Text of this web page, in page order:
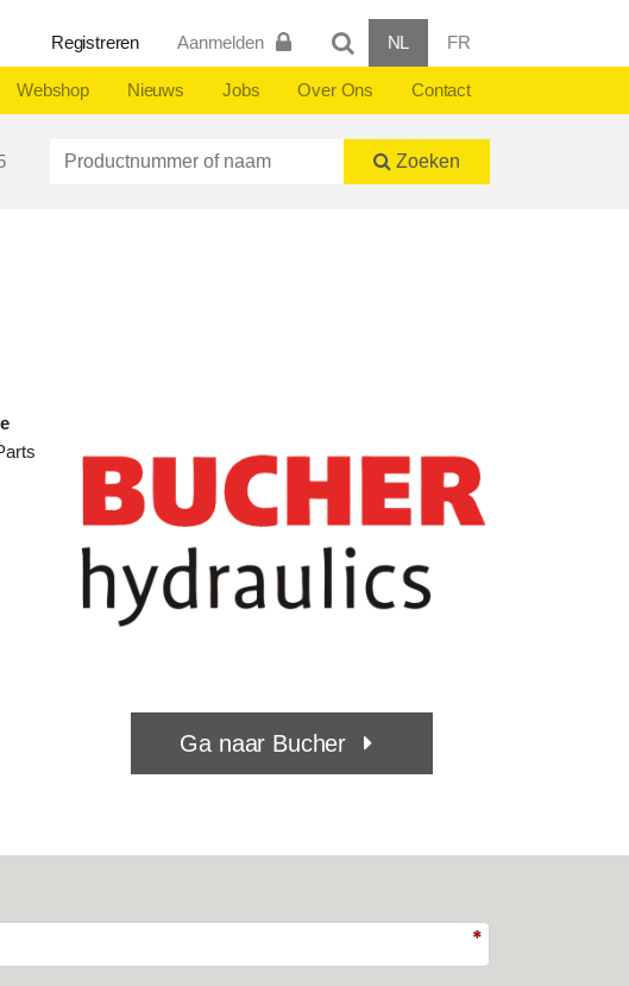
Registreren Aanmelden NL FR
Webshop Nieuws Jobs Over Ons Contact
Productnummer of naam Zoeken
Ga naar Bucher